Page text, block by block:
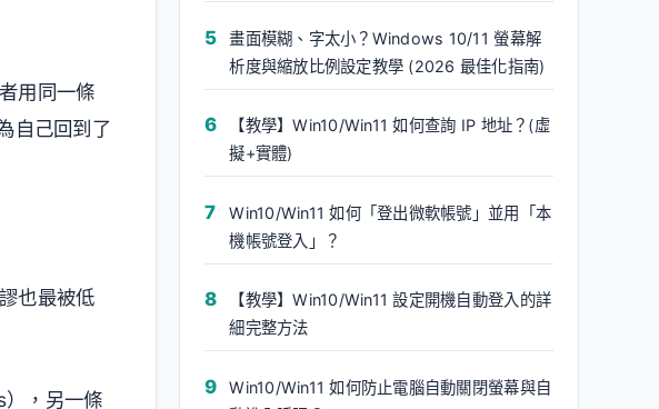
用同一條
自己回到了
也最被低
，另一條
畫面模糊、字太小？Windows 10/11 螢幕解
析度與縮放比例設定教學 (2026 最佳化指南)
【教學】Win10/Win11 如何查詢 IP 地址？(虛
擬+實體)
Win10/Win11 如何「登出微軟帳號」並用「本
機帳號登入」？
【教學】Win10/Win11 設定開機自動登入的詳
細完整方法
Win10/Win11 如何防止電腦自動關閉螢幕與自